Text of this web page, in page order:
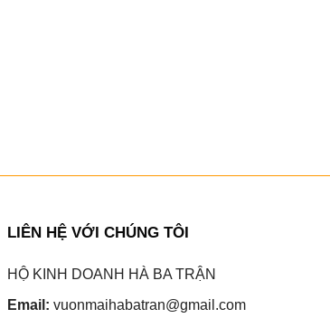
LIÊN HỆ VỚI CHÚNG TÔI
HỘ KINH DOANH HÀ BA TRẬN
Email: vuonmaihabatran@gmail.com